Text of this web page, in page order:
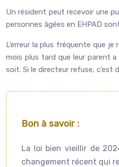
Un résident peut recevoir une
personnes âgées en EHPAD
L’erreur la plus fréquente que
mois plus tard que leur parent
soit. Si le directeur refuse, c’est
Bon à savoir :
La loi bien vieillir de
changement récent qui